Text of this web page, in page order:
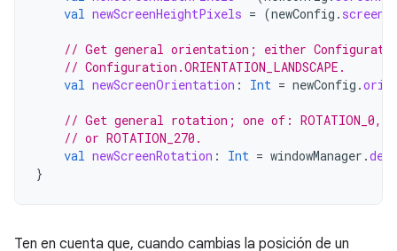
val newScreenHeightPixels = (newConfig .
// Get general orientation; either
// Configuration.ORIENTATION_LANDSCAPE.
val newScreenOrientation : Int = newConfig .
// Get general rotation; one of: ROTATION_0,
// or ROTATION_270.
val newScreenRotation : Int = windowManager .
}
Ten en cuenta que, cuando cambias la posición de un